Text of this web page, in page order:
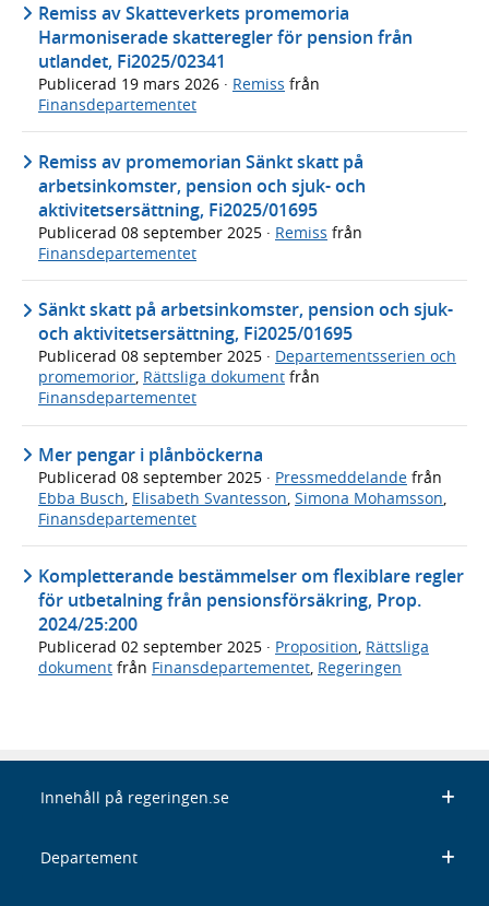
Remiss av Skatteverkets promemoria
Harmoniserade skatteregler för pension från
utlandet, Fi2025/02341
Publicerad 19 mars 2026 · Remiss från
Finansdepartementet
Remiss av promemorian Sänkt skatt på
arbetsinkomster, pension och sjuk- och
aktivitetsersättning, Fi2025/01695
Publicerad 08 september 2025 · Remiss från
Finansdepartementet
Sänkt skatt på arbetsinkomster, pension och sjuk-
och aktivitetsersättning, Fi2025/01695
Publicerad 08 september 2025 · Departementsserien och
promemorior, Rättsliga dokument från
Finansdepartementet
Mer pengar i plånböckerna
Publicerad 08 september 2025 · Pressmeddelande från
Ebba Busch, Elisabeth Svantesson, Simona Mohamsson,
Finansdepartementet
Kompletterande bestämmelser om flexiblare regler
för utbetalning från pensionsförsäkring, Prop.
2024/25:200
Publicerad 02 september 2025 · Proposition Rättsliga
dokument från Finansdepartementet Regeringen
Innehåll på regeringen.se
Departement